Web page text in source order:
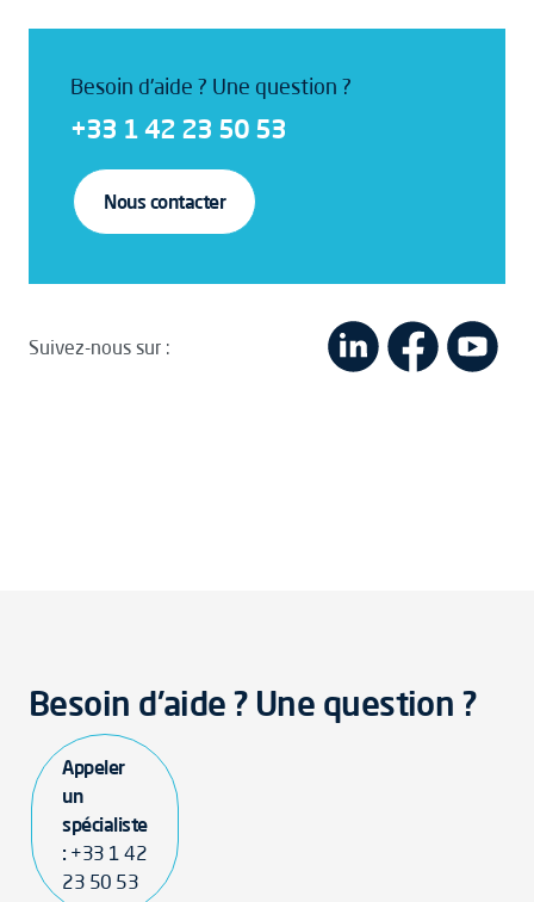
Besoin d'aide ? Une question ?
+33 1 42 23 50 53
Nous contacter
Suivez-nous sur :
Besoin d'aide ? Une question ?
Appeler
un
spécialiste
: +33 1 42
23 50 53